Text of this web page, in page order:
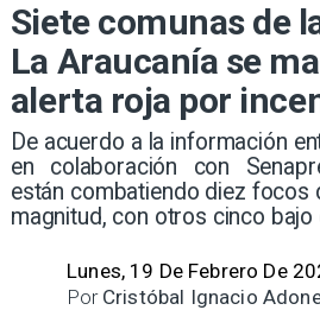
Siete comunas de
La Araucanía se
alerta roja por
De acuerdo a la información
en colaboración con
están combatiendo diez focos
magnitud, con otros cinco bajo
Lunes, 19 De Febrero De
Cristóbal Ignacio
Por